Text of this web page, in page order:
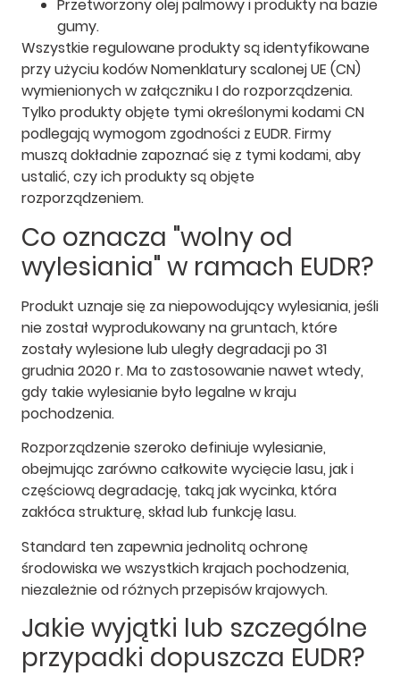
Przetworzony olej palmowy i produkty na bazie
gumy.
Wszystkie regulowane produkty są identyfikowane
przy użyciu kodów Nomenklatury scalonej UE (CN)
wymienionych w załączniku I do rozporządzenia.
Tylko produkty objęte tymi określonymi kodami CN
podlegają wymogom zgodności z EUDR. Firmy
muszą dokładnie zapoznać się z tymi kodami, aby
ustalić, czy ich produkty są objęte
rozporządzeniem.
Co oznacza "wolny od
wylesiania" w ramach EUDR?
Produkt uznaje się za niepowodujący wylesiania, jeśli
nie został wyprodukowany na gruntach, które
zostały wylesione lub uległy degradacji po 31
grudnia 2020 r. Ma to zastosowanie nawet wtedy,
gdy takie wylesianie było legalne w kraju
pochodzenia.
Rozporządzenie szeroko definiuje wylesianie,
obejmując zarówno całkowite wycięcie lasu, jak i
częściową degradację, taką jak wycinka, która
zakłóca strukturę, skład lub funkcję lasu.
Standard ten zapewnia jednolitą ochronę
środowiska we wszystkich krajach pochodzenia,
niezależnie od różnych przepisów krajowych.
Jakie wyjątki lub szczególne
przypadki dopuszcza EUDR?